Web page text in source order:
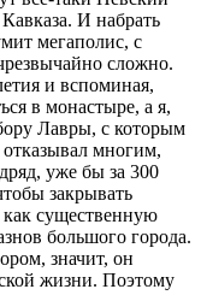
И набрать
мегаполис, с
сложно.
и вспоминая,
в монастыре, а я,
Лавры, с которым
многим,
уже бы за 300
закрывать
как существенную
большого города.
значит, он
жизни. Поэтому